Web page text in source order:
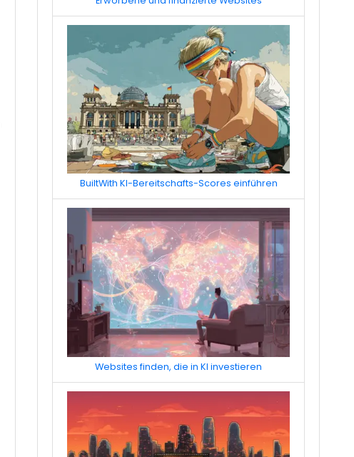
BuiltWith KI-Bereitschafts-Scores einführen
Websites finden, die in KI investieren